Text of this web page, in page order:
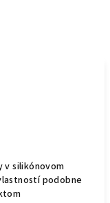
v silikónovom
podobne